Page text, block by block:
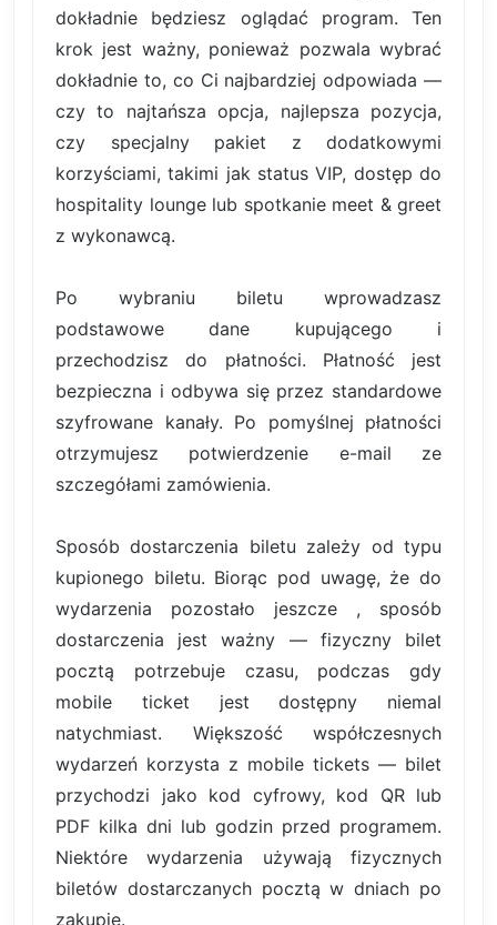
dokładnie będziesz oglądać program. Ten
krok jest ważny, ponieważ pozwala wybrać
dokładnie to, co Ci najbardziej odpowiada —
czy to najtańsza opcja, najlepsza pozycja,
czy specjalny pakiet z dodatkowymi
korzyściami, takimi jak status VIP, dostęp do
hospitality lounge lub spotkanie meet & greet
z wykonawcą.
Po wybraniu biletu wprowadzasz
podstawowe dane kupującego i
przechodzisz do płatności. Płatność jest
bezpieczna i odbywa się przez standardowe
szyfrowane kanały. Po pomyślnej płatności
otrzymujesz potwierdzenie e-mail ze
szczegółami zamówienia.
Sposób dostarczenia biletu zależy od typu
kupionego biletu. Biorąc pod uwagę, że do
wydarzenia pozostało jeszcze , sposób
dostarczenia jest ważny — fizyczny bilet
pocztą potrzebuje czasu, podczas gdy
mobile ticket jest dostępny niemal
natychmiast. Większość współczesnych
wydarzeń korzysta z mobile tickets — bilet
przychodzi jako kod cyfrowy, kod QR lub
PDF kilka dni lub godzin przed programem.
Niektóre wydarzenia używają fizycznych
biletów dostarczanych pocztą w dniach po
zakupie.